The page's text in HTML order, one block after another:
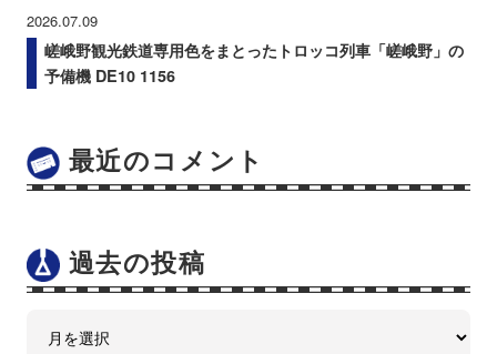
2026.07.09
嵯峨野観光鉄道専用色をまとったトロッコ列車「嵯峨野」の
予備機 DE10 1156
最近のコメント
過去の投稿